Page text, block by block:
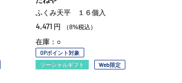
ふくみ天平 １６個入
4,471 円 （8%税込）
在庫：○
OPポイント対象
ソーシャルギフト
Web限定